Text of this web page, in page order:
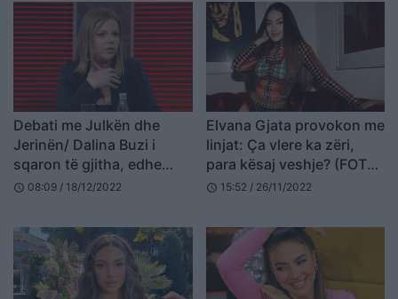
Debati me Julkën dhe
Jerinën/ Dalina Buzi i
sqaron të gjitha, edhe
marrëdhënien me Elvana
schedule 08:09 / 18/12/2022
Elvana Gjata provokon me
linjat: Ça vlere ka zëri,
para kësaj veshje? (FOTO
LAJM)
schedule 15:52 / 26/11/2022